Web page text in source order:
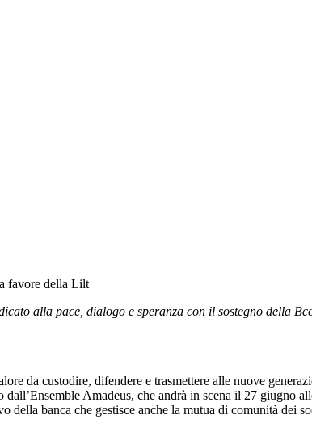
favore della Lilt
alla pace, dialogo e speranza con il sostegno della
da custodire, difendere e trasmettere alle nuove
Amadeus, che andrà in scena il 27 giugno
banca che gestisce anche la mutua di comunità dei